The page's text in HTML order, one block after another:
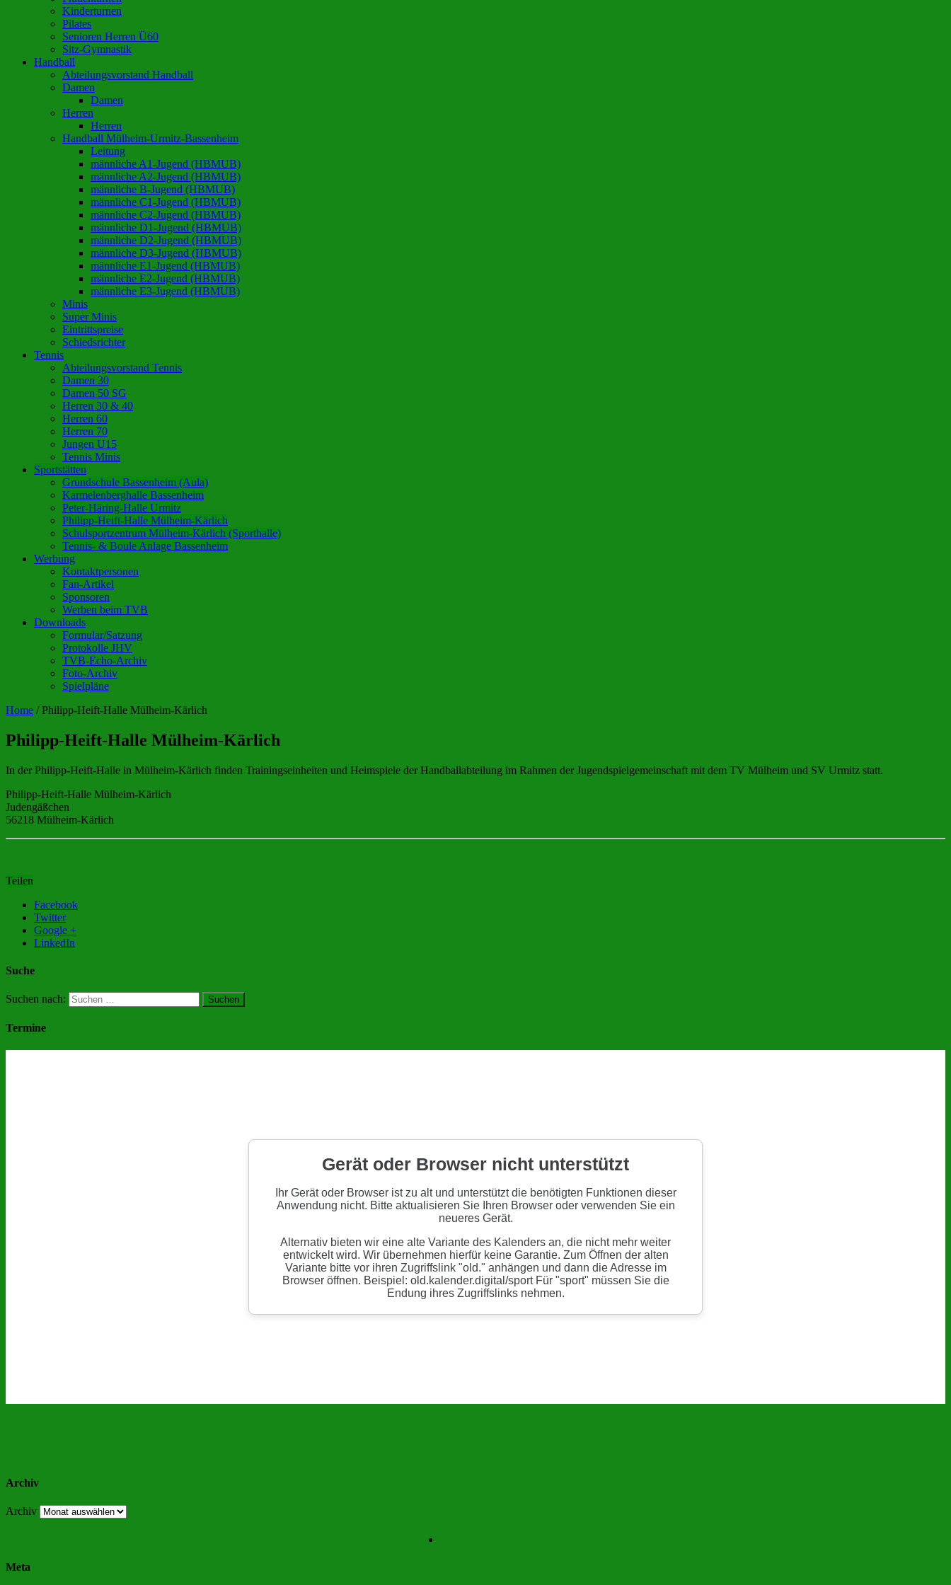
Kinderturnen
Pilates
Senioren Herren Ü60
Sitz-Gymnastik
Handball
Abteilungsvorstand Handball
Damen
Damen
Herren
Herren
Handball Mülheim-Urmitz-Bassenheim
Leitung
männliche A1-Jugend (HBMUB)
männliche A2-Jugend (HBMUB)
männliche B-Jugend (HBMUB)
männliche C1-Jugend (HBMUB)
männliche C2-Jugend (HBMUB)
männliche D1-Jugend (HBMUB)
männliche D2-Jugend (HBMUB)
männliche D3-Jugend (HBMUB)
männliche E1-Jugend (HBMUB)
männliche E2-Jugend (HBMUB)
männliche E3-Jugend (HBMUB)
Minis
Super Minis
Eintrittspreise
Schiedsrichter
Tennis
Abteilungsvorstand Tennis
Damen 30
Damen 50 SG
Herren 30 & 40
Herren 60
Herren 70
Jungen U15
Tennis Minis
Sportstätten
Grundschule Bassenheim (Aula)
Karmelenberghalle Bassenheim
Peter-Häring-Halle Urmitz
Philipp-Heift-Halle Mülheim-Kärlich
Schulsportzentrum Mülheim-Kärlich (Sporthalle)
Tennis- & Boule Anlage Bassenheim
Werbung
Kontaktpersonen
Fan-Artikel
Sponsoren
Werben beim TVB
Downloads
Formular/Satzung
Protokolle JHV
TVB-Echo-Archiv
Foto-Archiv
Spielpläne
Home / Philipp-Heift-Halle Mülheim-Kärlich
Philipp-Heift-Halle Mülheim-Kärlich
In der Philipp-Heift-Halle in Mülheim-Kärlich finden Trainingseinheiten und Heimspiele der Handballabteilung im Rahmen der Jugendspielgemeinschaft mit dem TV Mülheim und SV Urmitz statt.
Philipp-Heift-Halle Mülheim-Kärlich
Judengäßchen
56218 Mülheim-Kärlich
Teilen
Facebook
Twitter
Google +
LinkedIn
Suche
Suchen nach:
Termine
Archiv
Archiv
Meta